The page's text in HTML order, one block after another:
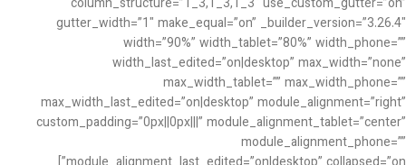
column_structure=”1_3,1_3,1_3″ use_custom_gutter=”on”
gutter_width=”1″ make_equal=”on” _builder_version=”3.26.4″
width=”90%” width_tablet=”80%” width_phone=””
width_last_edited=”on|desktop” max_width=”none”
max_width_tablet=”” max_width_phone=””
max_width_last_edited=”on|desktop” module_alignment=”right”
custom_padding=”0px||0px|||” module_alignment_tablet=”center”
module_alignment_phone=””